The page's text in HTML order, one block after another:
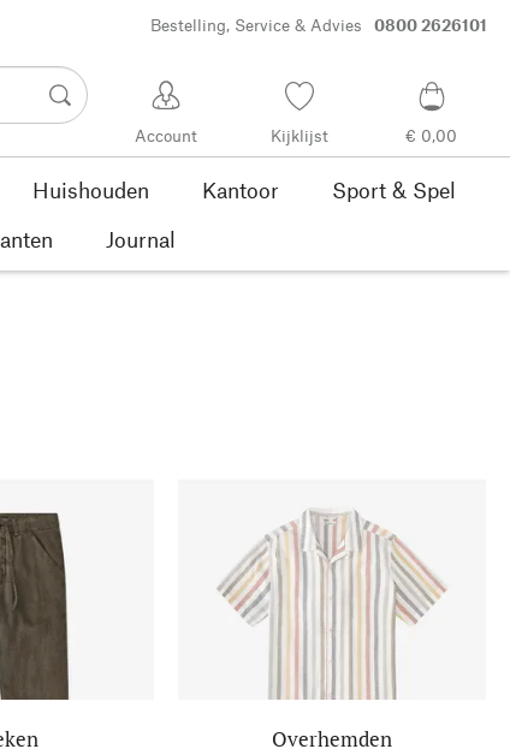
Bestelling, Service & Advies 0800 2626101
Account Kijklijst € 0,00
Huishouden Kantoor
Sport & Spel
Journal
Overhemden